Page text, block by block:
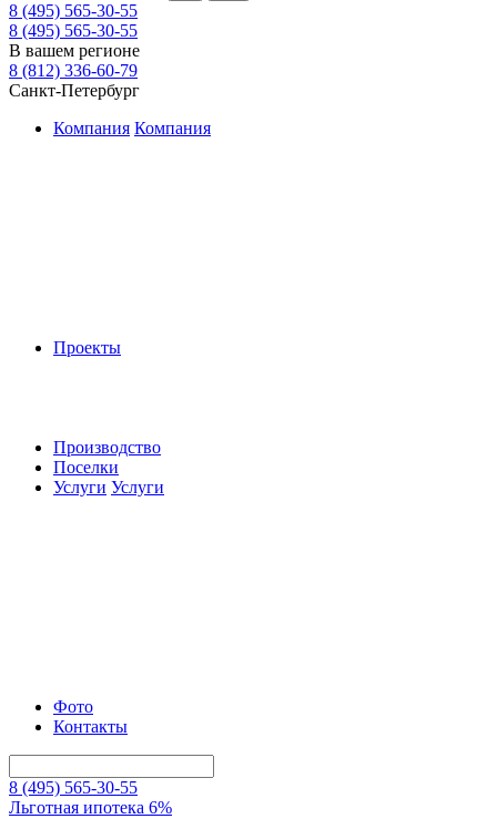
8 (495) 565-30-55
8 (495) 565-30-55
В вашем регионе
8 (812) 336-60-79
Санкт-Петербург
Компания Компания
Проекты
Производство
Поселки
Услуги Услуги
Фото
Контакты
8 (495) 565-30-55
Льготная ипотека 6%